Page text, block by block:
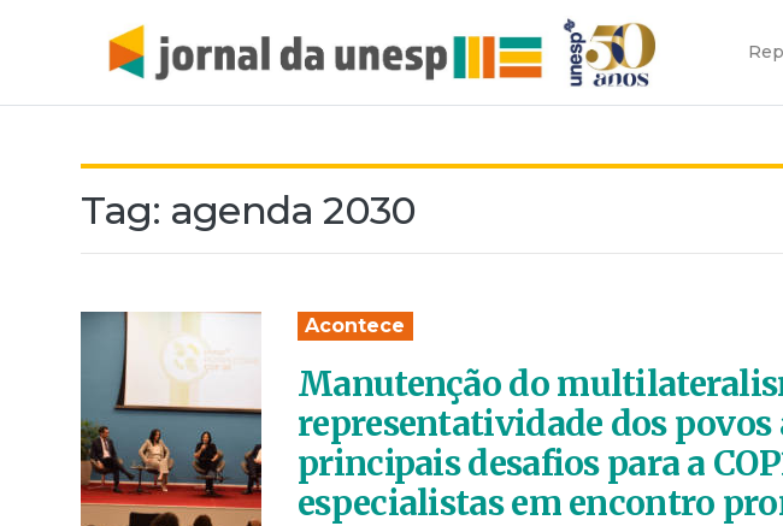
Tag: agenda 2030
Acontece
Manutenção do
representatividade dos povos
principais desafios para a
especialistas em encontro